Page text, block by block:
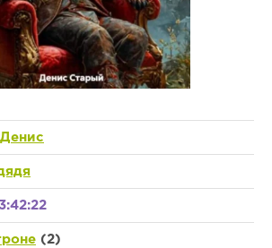
(2)